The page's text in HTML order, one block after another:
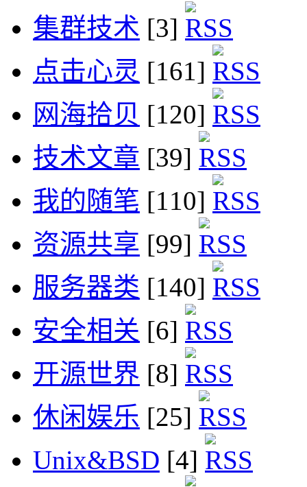
集群技术 [3]
点击心灵 [161]
网海拾贝 [120]
技术文章 [39]
我的随笔 [110]
资源共享 [99]
服务器类 [140]
安全相关 [6]
开源世界 [8]
休闲娱乐 [25]
Unix&BSD [4]